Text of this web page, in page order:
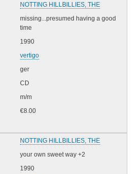
NOTTING HILLBILLIES, THE
missing...presumed having a good
time
1990
vertigo
ger
CD
m/m
€8.00
NOTTING HILLBILLIES, THE
your own sweet way +2
1990